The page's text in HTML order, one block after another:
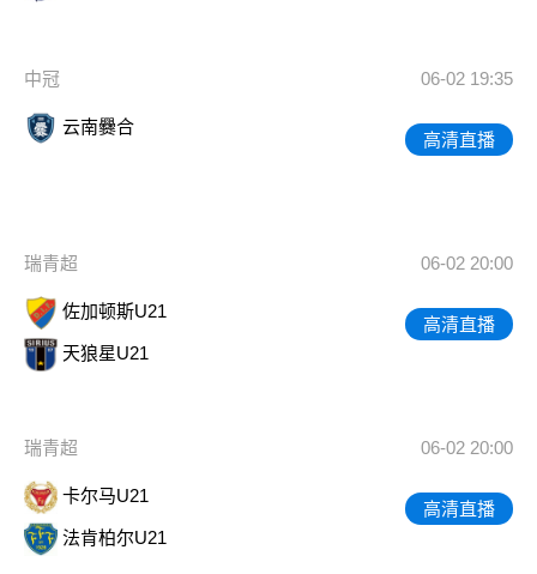
中冠 06-02 19:35
云南爨合
高清直播
瑞青超 06-02 20:00
佐加顿斯U21
天狼星U21
高清直播
瑞青超 06-02 20:00
卡尔马U21
法肯柏尔U21
高清直播